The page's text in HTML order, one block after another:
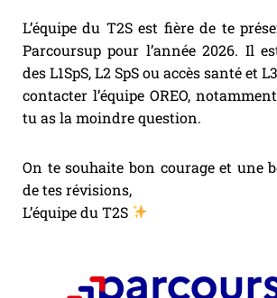
L’équipe du T2S est fière de te
Parcoursup pour l’année 2026. Il
des L1SpS, L2 SpS ou accès santé et
contacter l’équipe OREO,
tu as la moindre question.
On te souhaite bon courage et une
de tes révisions,
L’équipe du T2S